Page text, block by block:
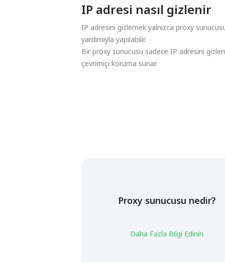
IP adresi nasıl gizlenir
IP adresini gizlemek yalnızca proxy
yardımıyla yapılabilir.
Bir proxy sunucusu sadece IP adresini
çevrimiçi koruma sunar.
Proxy sunucusu nedir?
Daha Fazla Bilgi Edinin